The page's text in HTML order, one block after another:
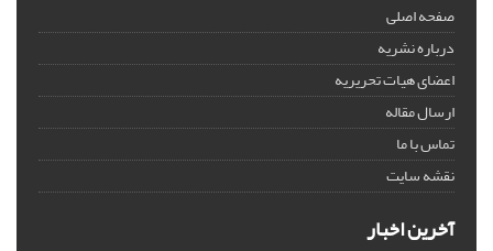
صفحه اصلی
درباره نشریه
اعضای هیات تحریریه
ارسال مقاله
تماس با ما
نقشه سایت
آخرین اخبار